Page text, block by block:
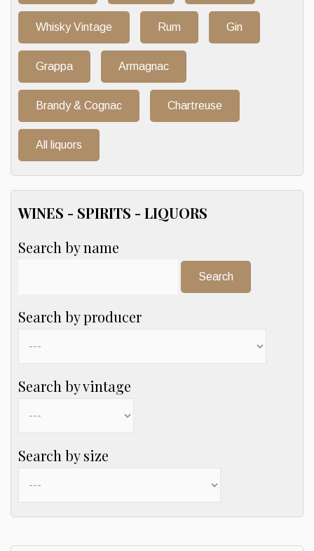
Whisky Vintage Rum Gin
Grappa Armagnac
Brandy & Cognac Chartreuse
All liquors
WINES - SPIRITS - LIQUORS
Search by name
Search by producer
Search by vintage
Search by size